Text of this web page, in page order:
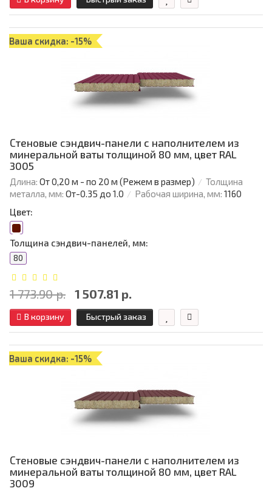
Ваша скидка: -15%
Стеновые сэндвич-панели с наполнителем из
минеральной ваты толщиной 80 мм, цвет RAL
3005
Длина: От 0,20 м - по 20 м (Режем в размер)
Толщина
металла, мм: От-0.35 до 1.0 Рабочая ширина, мм: 1160
Цвет:
Толщина сэндвич-панелей, мм:
80
1 773.90 р. 1 507.81 р.
В корзину Быстрый заказ
Ваша скидка: -15%
Стеновые сэндвич-панели с наполнителем из
минеральной ваты толщиной 80 мм, цвет RAL
3009